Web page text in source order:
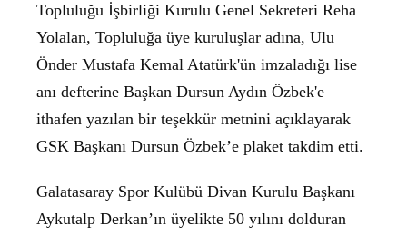
Topluluğu İşbirliği Kurulu Genel Sekreteri Reha
Yolalan, Topluluğa üye kuruluşlar adına, Ulu
Önder Mustafa Kemal Atatürk'ün imzaladığı lise
anı defterine Başkan Dursun Aydın Özbek'e
ithafen yazılan bir teşekkür metnini açıklayarak
GSK Başkanı Dursun Özbek’e plaket takdim etti.
Galatasaray Spor Kulübü Divan Kurulu Başkanı
Aykutalp Derkan’ın üyelikte 50 yılını dolduran